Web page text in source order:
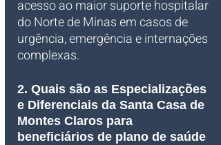
acesso ao maior suporte hospitalar
do Norte de Minas em casos de
urgência, emergência e internações
complexas.
2. Quais são as Especializações
e Diferenciais da Santa Casa de
Montes Claros para
beneficiários de plano de saúde